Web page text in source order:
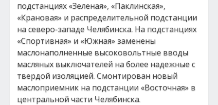
подстанциях «Зеленая», «Паклинская»,
«Крановая» и распределительной подстанции
на северо-западе Челябинска. На подстанциях
«Спортивная» и «Южная» заменены
маслонаполненные высоковольтные вводы
масляных выключателей на более надежные с
твердой изоляцией. Смонтирован новый
маслоприемник на подстанции «Восточная» в
центральной части Челябинска.